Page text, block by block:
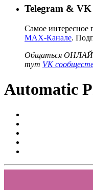
Telegram & VK
Самое интересное
MAX-Канале.
Общаться
тут VK
Automatic